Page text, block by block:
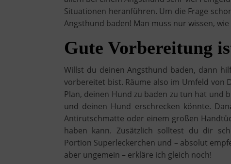
Situationen heranführen. Um die Frage
Angsthund baden! Man muss nur wissen,
Gute Vorbereitung
Willst du deinen Angsthund baden, dann
vorbereitet bist. Räume also im Umfeld von
Plan, deinen Hund zu baden zu tun hat und
und deinen Hund erschrecken könnte.
Antirutschmatte oder einem großen
haben kann. Zusätzlich solltest du dir
Portion Superleckerchen und – absolut
aber ungemein – erkläre ich gleich noch!